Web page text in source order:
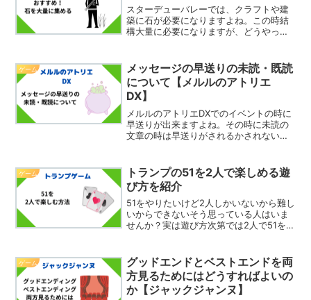
スターデューバレーでは、クラフトや建
築に石が必要になりますよね。この時結
構大量に必要になりますが、どうやった
法を紹介したいと思います。石を集める
前に準備することまず石を大...
ゲーム
メッセージの早送りの未読・既読
について【メルルのアトリエ
DX】
メルルのアトリエDXでのイベントの時に
早送りが出来ますよね。その時に未読の
文章の時は早送りがされるかされないか
います。早送りは未読・既読の区別はし
ているのか残念なことで...
ゲーム
トランプの51を2人で楽しめる遊
び方を紹介
51をやりたいけど2人しかいないから難し
いからできないそう思っている人はいま
せんか？実は遊び方次第では2人で51を遊
たいと思います。2人で51を遊ぶときのポ
イント2...
ゲーム
グッドエンドとベストエンドを両
方見るためにはどうすればよいの
か【ジャックジャンヌ】